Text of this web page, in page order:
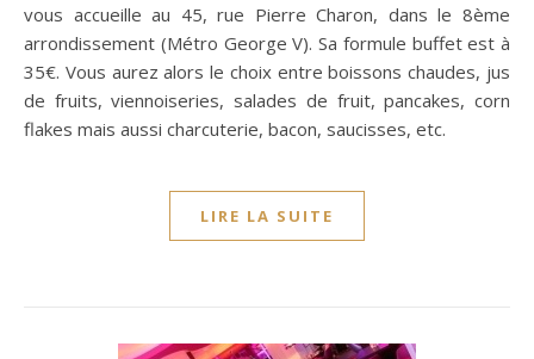
vous accueille au 45, rue Pierre Charon, dans le 8ème
arrondissement (Métro George V). Sa formule buffet est à
35€. Vous aurez alors le choix entre boissons chaudes, jus
de fruits, viennoiseries, salades de fruit, pancakes, corn
flakes mais aussi charcuterie, bacon, saucisses, etc.
LIRE LA SUITE